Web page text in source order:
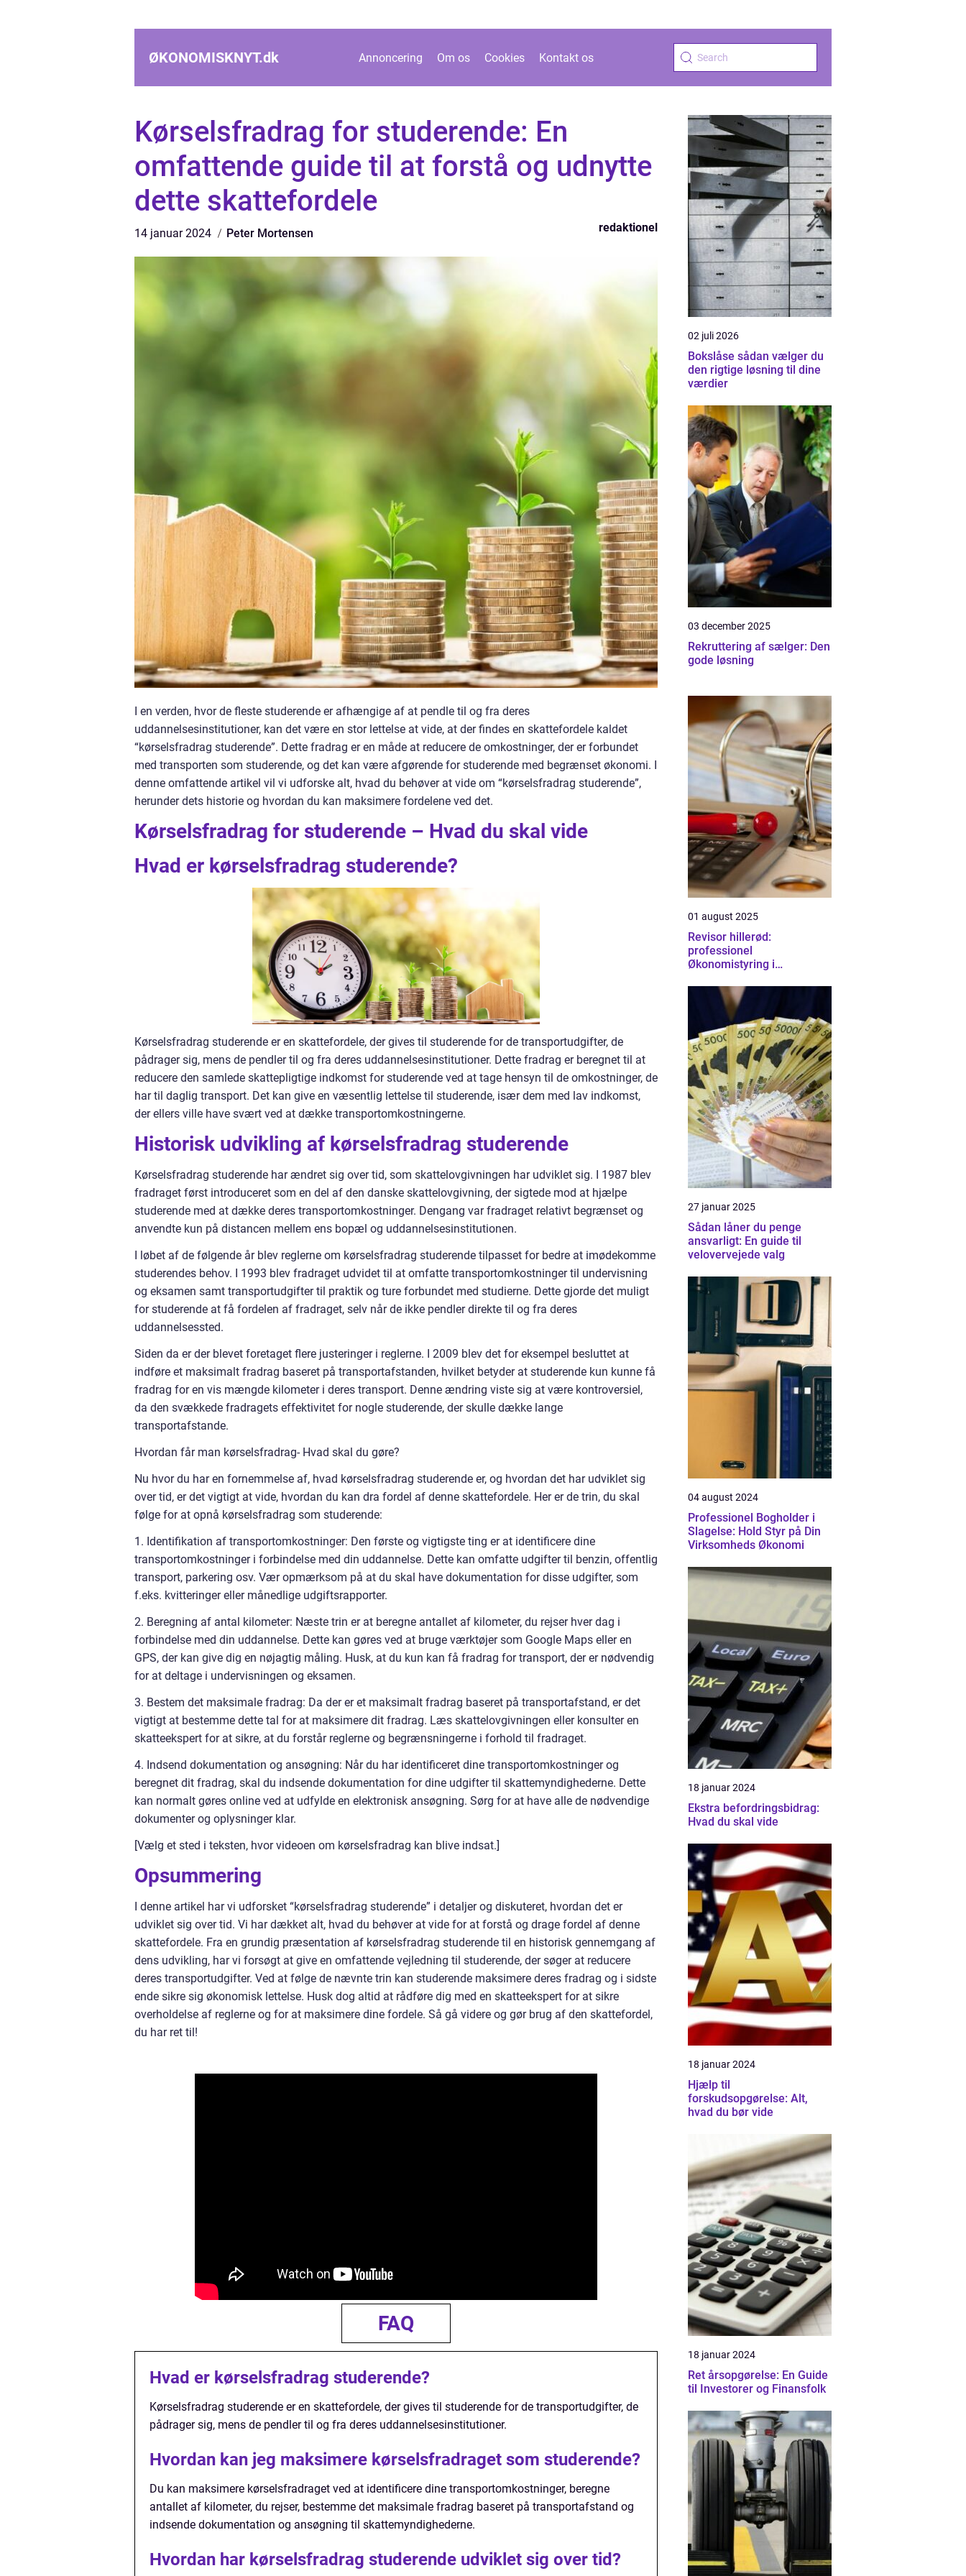
ØKONOMISKNYT.dk Annoncering Om os Cookies Kontakt os
Kørselsfradrag for studerende: En
omfattende guide til at forstå og udnytte
dette skattefordele
14 januar 2024 Peter Mortensen redaktionel
I en verden, hvor de fleste studerende er afhængige af at pendle til og fra deres
uddannelsesinstitutioner, kan det være en stor lettelse at vide, at der findes en skattefordele kaldet
“kørselsfradrag studerende”. Dette fradrag er en måde at reducere de omkostninger, der er forbundet
med transporten som studerende, og det kan være afgørende for studerende med begrænset økonomi. I
denne omfattende artikel vil vi udforske alt, hvad du behøver at vide om “kørselsfradrag studerende”,
herunder dets historie og hvordan du kan maksimere fordelene ved det.
Kørselsfradrag for studerende – Hvad du skal vide
Hvad er kørselsfradrag studerende?
Kørselsfradrag studerende er en skattefordele, der gives til studerende for de transportudgifter, de
pådrager sig, mens de pendler til og fra deres uddannelsesinstitutioner. Dette fradrag er beregnet til at
reducere den samlede skattepligtige indkomst for studerende ved at tage hensyn til de omkostninger, de
har til daglig transport. Det kan give en væsentlig lettelse til studerende, især dem med lav indkomst,
der ellers ville have svært ved at dække transportomkostningerne.
Historisk udvikling af kørselsfradrag studerende
Kørselsfradrag studerende har ændret sig over tid, som skattelovgivningen har udviklet sig. I 1987 blev
fradraget først introduceret som en del af den danske skattelovgivning, der sigtede mod at hjælpe
studerende med at dække deres transportomkostninger. Dengang var fradraget relativt begrænset og
anvendte kun på distancen mellem ens bopæl og uddannelsesinstitutionen.
I løbet af de følgende år blev reglerne om kørselsfradrag studerende tilpasset for bedre at imødekomme
studerendes behov. I 1993 blev fradraget udvidet til at omfatte transportomkostninger til undervisning
og eksamen samt transportudgifter til praktik og ture forbundet med studierne. Dette gjorde det muligt
for studerende at få fordelen af fradraget, selv når de ikke pendler direkte til og fra deres
uddannelsessted.
Siden da er der blevet foretaget flere justeringer i reglerne. I 2009 blev det for eksempel besluttet at
indføre et maksimalt fradrag baseret på transportafstanden, hvilket betyder at studerende kun kunne få
fradrag for en vis mængde kilometer i deres transport. Denne ændring viste sig at være kontroversiel,
da den svækkede fradragets effektivitet for nogle studerende, der skulle dække lange
transportafstande.
Hvordan får man kørselsfradrag- Hvad skal du gøre?
Nu hvor du har en fornemmelse af, hvad kørselsfradrag studerende er, og hvordan det har udviklet sig
over tid, er det vigtigt at vide, hvordan du kan dra fordel af denne skattefordele. Her er de trin, du skal
følge for at opnå kørselsfradrag som studerende:
1. Identifikation af transportomkostninger: Den første og vigtigste ting er at identificere dine
transportomkostninger i forbindelse med din uddannelse. Dette kan omfatte udgifter til benzin, offentlig
transport, parkering osv. Vær opmærksom på at du skal have dokumentation for disse udgifter, som
f.eks. kvitteringer eller månedlige udgiftsrapporter.
2. Beregning af antal kilometer: Næste trin er at beregne antallet af kilometer, du rejser hver dag i
forbindelse med din uddannelse. Dette kan gøres ved at bruge værktøjer som Google Maps eller en
GPS, der kan give dig en nøjagtig måling. Husk, at du kun kan få fradrag for transport, der er nødvendig
for at deltage i undervisningen og eksamen.
3. Bestem det maksimale fradrag: Da der er et maksimalt fradrag baseret på transportafstand, er det
vigtigt at bestemme dette tal for at maksimere dit fradrag. Læs skattelovgivningen eller konsulter en
skatteekspert for at sikre, at du forstår reglerne og begrænsningerne i forhold til fradraget.
4. Indsend dokumentation og ansøgning: Når du har identificeret dine transportomkostninger og
beregnet dit fradrag, skal du indsende dokumentation for dine udgifter til skattemyndighederne. Dette
kan normalt gøres online ved at udfylde en elektronisk ansøgning. Sørg for at have alle de nødvendige
dokumenter og oplysninger klar.
[Vælg et sted i teksten, hvor videoen om kørselsfradrag kan blive indsat.]
Opsummering
I denne artikel har vi udforsket “kørselsfradrag studerende” i detaljer og diskuteret, hvordan det er
udviklet sig over tid. Vi har dækket alt, hvad du behøver at vide for at forstå og drage fordel af denne
skattefordele. Fra en grundig præsentation af kørselsfradrag studerende til en historisk gennemgang af
dens udvikling, har vi forsøgt at give en omfattende vejledning til studerende, der søger at reducere
deres transportudgifter. Ved at følge de nævnte trin kan studerende maksimere deres fradrag og i sidste
ende sikre sig økonomisk lettelse. Husk dog altid at rådføre dig med en skatteekspert for at sikre
overholdelse af reglerne og for at maksimere dine fordele. Så gå videre og gør brug af den skattefordel,
du har ret til!
FAQ
Hvad er kørselsfradrag studerende?
Kørselsfradrag studerende er en skattefordele, der gives til studerende for de transportudgifter, de
pådrager sig, mens de pendler til og fra deres uddannelsesinstitutioner.
Hvordan kan jeg maksimere kørselsfradraget som studerende?
Du kan maksimere kørselsfradraget ved at identificere dine transportomkostninger, beregne
antallet af kilometer, du rejser, bestemme det maksimale fradrag baseret på transportafstand og
indsende dokumentation og ansøgning til skattemyndighederne.
Hvordan har kørselsfradrag studerende udviklet sig over tid?
02 juli 2026
Bokslåse sådan vælger du
den rigtige løsning til dine
værdier
03 december 2025
Rekruttering af sælger: Den
gode løsning
01 august 2025
Revisor hillerød:
professionel
Økonomistyring i
27 januar 2025
Sådan låner du penge
ansvarligt: En guide til
velovervejede valg
04 august 2024
Professionel Bogholder i
Slagelse: Hold Styr på Din
Virksomheds Økonomi
18 januar 2024
Ekstra befordringsbidrag:
Hvad du skal vide
18 januar 2024
Hjælp til
forskudsopgørelse: Alt,
hvad du bør vide
18 januar 2024
Ret årsopgørelse: En Guide
til Investorer og Finansfolk